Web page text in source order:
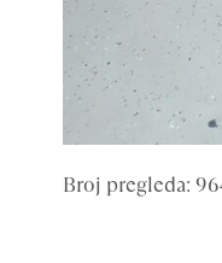
Broj pregleda: